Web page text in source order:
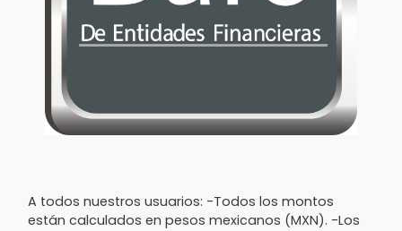
A todos nuestros usuarios: -Todos los montos
están calculados en pesos mexicanos (MXN). -Los